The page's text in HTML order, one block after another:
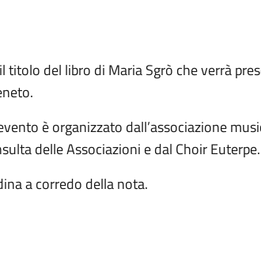
del libro di Maria Sgrò che verrà
è organizzato dall’associazione
delle Associazioni e dal Choir Euterpe.
a corredo della nota.